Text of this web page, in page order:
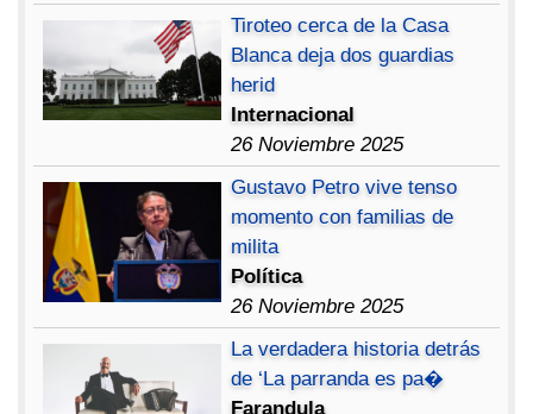
Tiroteo cerca de la Casa
Blanca deja dos guardias
herid
Internacional
26 Noviembre 2025
Gustavo Petro vive tenso
momento con familias de
milita
Política
26 Noviembre 2025
La verdadera historia detrás
de ‘La parranda es pa�
Farandula